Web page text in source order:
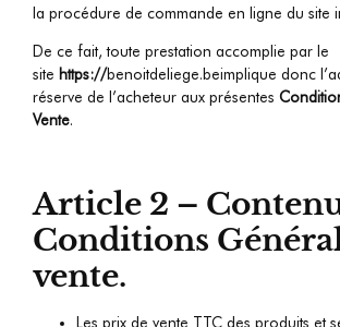
la procédure de commande en ligne du site
De ce fait, toute prestation accomplie par le
site https://benoitdeliege.beimplique donc
réserve de l’acheteur aux présentes
Vente.
Article 2 –
Conditions
vente.
Les prix de vente TTC des produits et